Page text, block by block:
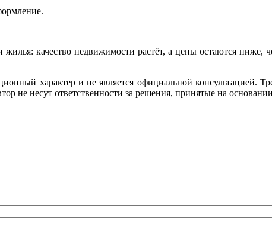
жилья: качество недвижимости растёт, а цены остаются
характер и не является официальной
не несут ответственности за решения, принятые на